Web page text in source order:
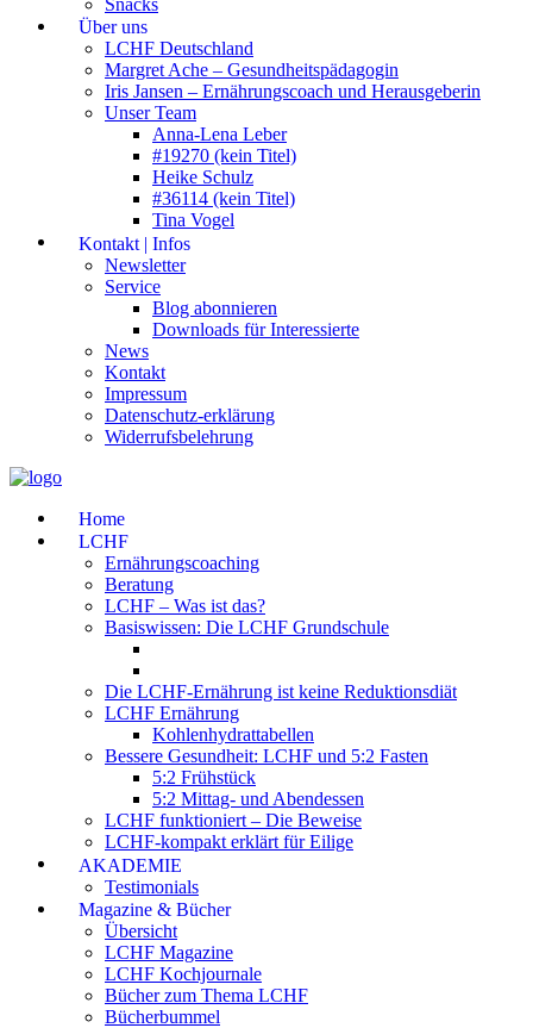
Snacks
Über uns
LCHF Deutschland
Margret Ache – Gesundheitspädagogin
Iris Jansen – Ernährungscoach und Herausgeberin
Unser Team
Anna-Lena Leber
#19270 (kein Titel)
Heike Schulz
#36114 (kein Titel)
Tina Vogel
Kontakt | Infos
Newsletter
Service
Blog abonnieren
Downloads für Interessierte
News
Kontakt
Impressum
Datenschutz-erklärung
Widerrufsbelehrung
Home
LCHF
Ernährungscoaching
Beratung
LCHF – Was ist das?
Basiswissen: Die LCHF Grundschule
Die LCHF-Ernährung ist keine Reduktionsdiät
LCHF Ernährung
Kohlenhydrattabellen
Bessere Gesundheit: LCHF und 5:2 Fasten
5:2 Frühstück
5:2 Mittag- und Abendessen
LCHF funktioniert – Die Beweise
LCHF-kompakt erklärt für Eilige
AKADEMIE
Testimonials
Magazine & Bücher
Übersicht
LCHF Magazine
LCHF Kochjournale
Bücher zum Thema LCHF
Bücherbummel